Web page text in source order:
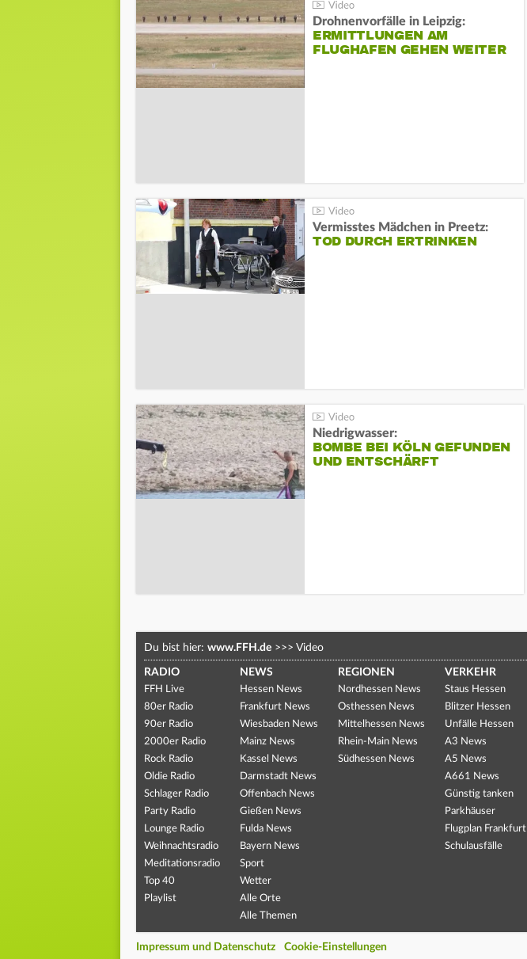
Drohnenvorfälle in Leipzig:
ERMITTLUNGEN AM
FLUGHAFEN GEHEN WEITER
Vermisstes Mädchen in Preetz:
TOD DURCH ERTRINKEN
Niedrigwasser:
BOMBE BEI KÖLN GEFUNDEN
UND ENTSCHÄRFT
Du bist hier: www.FFH.de >>> Video
RADIO
FFH Live
80er Radio
90er Radio
2000er Radio
Rock Radio
Oldie Radio
Schlager Radio
Party Radio
Lounge Radio
Weihnachtsradio
Meditationsradio
Top 40
Playlist
NEWS
Hessen News
Frankfurt News
Wiesbaden News
Mainz News
Kassel News
Darmstadt News
Offenbach News
Gießen News
Fulda News
Bayern News
Sport
Wetter
Alle Orte
Alle Themen
REGIONEN
Nordhessen News
Osthessen News
Mittelhessen News
Rhein-Main News
Südhessen News
VERKEHR
Staus Hessen
Blitzer Hessen
Unfälle Hessen
A3 News
A5 News
A661 News
Günstig tanken
Parkhäuser
Flugplan Frankfurt
Schulausfälle
Impressum und Datenschutz Cookie-Einstellungen